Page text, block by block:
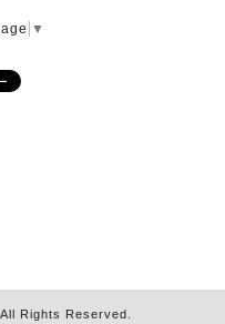
▼
All Rights Reserved.